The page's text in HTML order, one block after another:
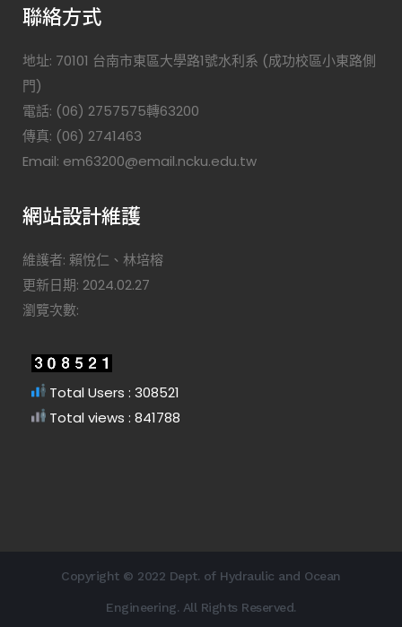
聯絡方式
地址: 70101 台南市東區大學路1號水利系 (成功校區小東路側
門)
電話: (06) 2757575轉63200
傳真: (06) 2741463
Email: em63200@email.ncku.edu.tw
網站設計維護
維護者: 賴悅仁、林培榕
更新日期: 2024.02.27
瀏覽次數:
Total Users : 308521
Total views : 841788
Copyright © 2022 Dept. of Hydraulic and Ocean
Engineering. All Rights Reserved.